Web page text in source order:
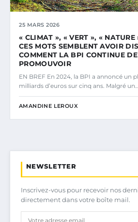
25 MARS 2026
« CLIMAT », « VERT », «
CES MOTS SEMBLENT AVOIR
COMMENT LA BPI CONTINUE DE
PROMOUVOIR
EN BREF En 2024, la BPI a annoncé un
milliards d’euros sur cinq ans. Malgré un…
AMANDINE LEROUX
NEWSLETTER
Inscrivez-vous pour recevoir nos
directement dans votre boîte mail.